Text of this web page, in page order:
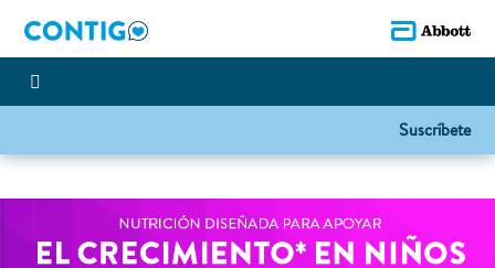
Suscríbete